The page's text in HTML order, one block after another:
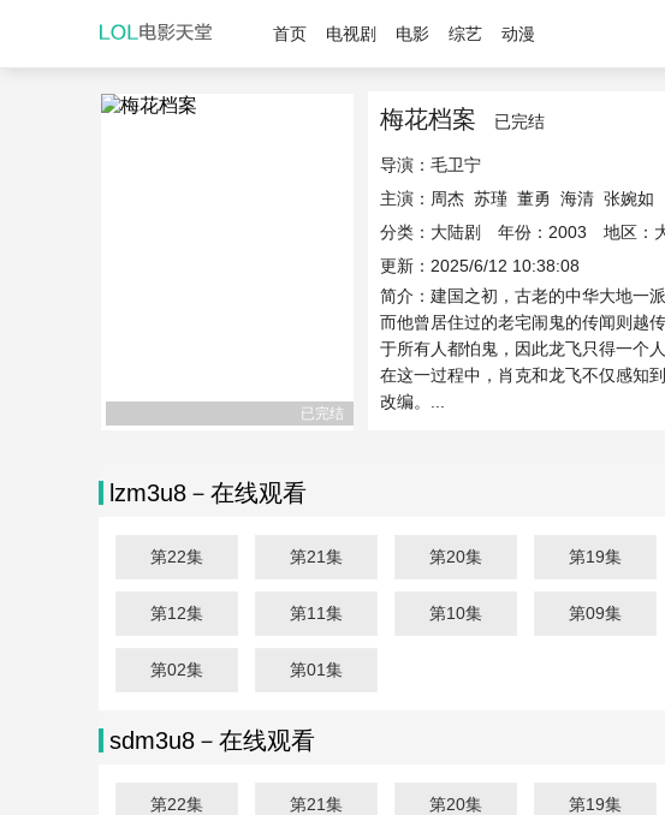
首页 电视剧 电影 综艺 动漫
已完结
梅花档案 已完结
导演： 毛卫宁
主演： 周杰 苏瑾 董勇 海清 张婉如
分类：大陆剧 年份：2003 地区：
更新：2025/6/12 10:38:08
简介：建国之初，古老的中华大地一
而他曾居住过的老宅闹鬼的传闻则越
于所有人都怕鬼，因此龙飞只得一个
在这一过程中，肖克和龙飞不仅感
改编。...
lzm3u8－在线观看
第22集 第21集 第20集 第19集
第12集 第11集 第10集 第09集
第02集 第01集
sdm3u8－在线观看
第22集 第21集 第20集 第19集